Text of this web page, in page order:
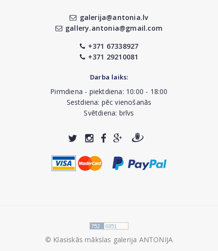
galerija@antonia.lv
gallery.antonia@gmail.com
+371 67338927
+371 29210081
Darba laiks:
Pirmdiena - piektdiena: 10:00 - 18:00
Sestdiena: pēc vienošanās
Svētdiena: brīvs
© Klasiskās mākslas galerija ANTONIJA